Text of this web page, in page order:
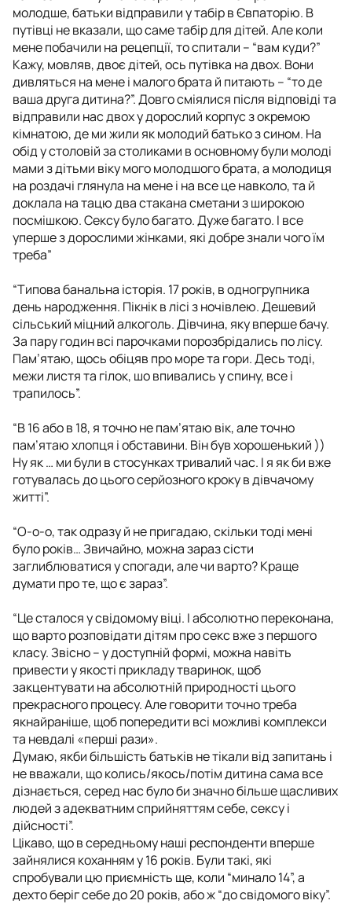
молодше, батьки відправили у табір в Євпаторію. В
путівці не вказали, що саме табір для дітей. Але коли
мене побачили на рецепції, то спитали – “вам куди?”
Кажу, мовляв, двоє дітей, ось путівка на двох. Вони
дивляться на мене і малого брата й питають – “то де
ваша друга дитина?”. Довго сміялися після відповіді та
відправили нас двох у дорослий корпус з окремою
кімнатою, де ми жили як молодий батько з сином. На
обід у столовій за столиками в основному були молоді
мами з дітьми віку мого молодшого брата, а молодиця
на роздачі глянула на мене і на все це навколо, та й
доклала на тацю два стакана сметани з широкою
посмішкою. Сексу було багато. Дуже багато. І все
уперше з дорослими жінками, які добре знали чого їм
треба”
“Типова банальна історія. 17 років, в одногрупника
день народження. Пікнік в лісі з ночівлею. Дешевий
сільський міцний алкоголь. Дівчина, яку вперше бачу.
За пару годин всі парочками порозбрідались по лісу.
Пам’ятаю, щось обіцяв про море та гори. Десь тоді,
межи листя та гілок, шо впивались у спину, все і
трапилось”.
“В 16 або в 18, я точно не пам’ятаю вік, але точно
пам’ятаю хлопця і обставини. Він був хорошенький ))
Ну як … ми були в стосунках тривалий час. І я як би вже
готувалась до цього серйозного кроку в дівчачому
житті”.
“О-о-о, так одразу й не пригадаю, скільки тоді мені
було років… Звичайно, можна зараз сісти
заглиблюватися у спогади, але чи варто? Краще
думати про те, що є зараз”.
“Це сталося у свідомому віці. І абсолютно переконана,
що варто розповідати дітям про секс вже з першого
класу. Звісно – у доступній формі, можна навіть
привести у якості прикладу тваринок, щоб
закцентувати на абсолютній природності цього
прекрасного процесу. Але говорити точно треба
якнайраніше, щоб попередити всі можливі комплекси
та невдалі «перші рази».
Думаю, якби більшість батьків не тікали від запитань і
не вважали, що колись/якось/потім дитина сама все
дізнається, серед нас було би значно більше щасливих
людей з адекватним сприйняттям себе, сексу і
дійсності”.
Цікаво, що в середньому наші респонденти вперше
зайнялися коханням у 16 років. Були такі, які
спробували цю приємність ще, коли “минало 14”, а
дехто беріг себе до 20 років, або ж “до свідомого віку”.